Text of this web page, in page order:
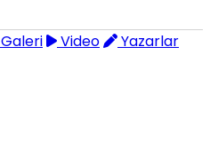
Galeri Video
Yazarlar